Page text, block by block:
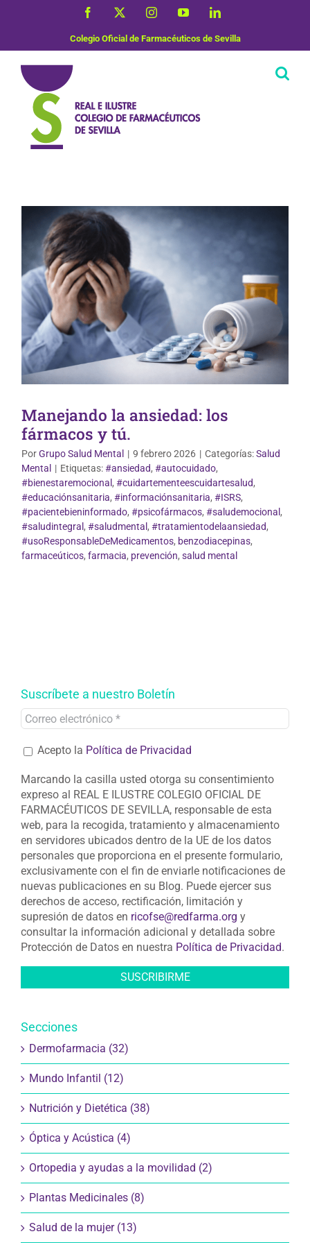
Facebook InstagramYouTubeLinkedIn
Colegio Oficial de Farmacéuticos de Sevilla
Manejando la ansiedad: los
fármacos y tú.
PorGrupo Salud Mental | 9 febrero 2026 | Categorías:Salud
Mental
| Etiquetas:#ansiedad, #autocuidado,
#bienestaremocional , #cuidartementeescuidartesalud,
#educaciónsanitaria, #informaciónsanitaria, #ISRS,
#pacientebieninformado, #psicofármacos, #saludemocional ,
#saludintegral , #saludmental , #tratamientodelaansiedad,
#usoResponsableDeMedicamentos, benzodiacepinas,
farmaceúticos, farmacia, prevención, salud mental
Suscríbete a nuestro Boletín
Acepto la Política de Privacidad
Marcando la casilla usted otorga su consentimiento
expreso al REAL E ILUSTRE COLEGIO OFICIAL DE
FARMACÉUTICOS DE SEVILLA, responsable de esta
web, para la recogida, tratamiento y almacenamiento
en servidores ubicados dentro de la UE de los datos
personales que proporciona en el presente formulario,
exclusivamente con el fin de enviarle notificaciones de
nuevas publicaciones en su Blog. Puede ejercer sus
derechos de acceso, rectificación, limitación y
supresión de datos en ricofse@redfarma.org y
consultar la información adicional y detallada sobre
Protección de Datos en nuestra Política de Privacidad.
Secciones
Dermofarmacia (32)
Mundo Infantil (12)
Nutrición y Dietética (38)
Óptica y Acústica (4)
Ortopedia y ayudas a la movilidad (2)
Plantas Medicinales (8)
Salud de la mujer (13)